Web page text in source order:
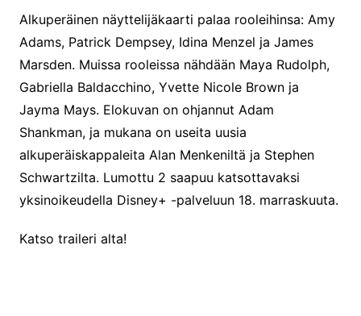
Alkuperäinen näyttelijäkaarti palaa rooleihinsa: Amy
Adams, Patrick Dempsey, Idina Menzel ja James
Marsden. Muissa rooleissa nähdään Maya Rudolph,
Gabriella Baldacchino, Yvette Nicole Brown ja
Jayma Mays. Elokuvan on ohjannut Adam
Shankman, ja mukana on useita uusia
alkuperäiskappaleita Alan Menkeniltä ja Stephen
Schwartzilta. Lumottu 2 saapuu katsottavaksi
yksinoikeudella Disney+ -palveluun 18. marraskuuta.
Katso traileri alta!